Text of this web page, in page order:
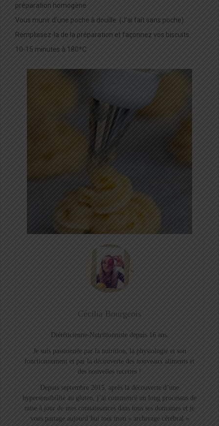
préparation homogène
Vous munir d’une poche à douille. (J’ai fait sans poche)
Remplissez-la de la préparation et façonnez vos biscuits.
10-15 minutes à 180*C
Cécilia Bourgeois
Diététicienne-Nutritionniste depuis 16 ans.
Je suis passionnée par la nutrition, la physiologie et son
fonctionnement et par la découverte des nouveaux aliments et
des nouvelles recettes !
Depuis septembre 2015, après la découverte d’une
hypersensibilité au gluten, j’ai commencé un long processus de
mise à jour de mes connaissances dans tous ses domaines et je
vous partage aujourd’hui tout mon « archivage cérébral »